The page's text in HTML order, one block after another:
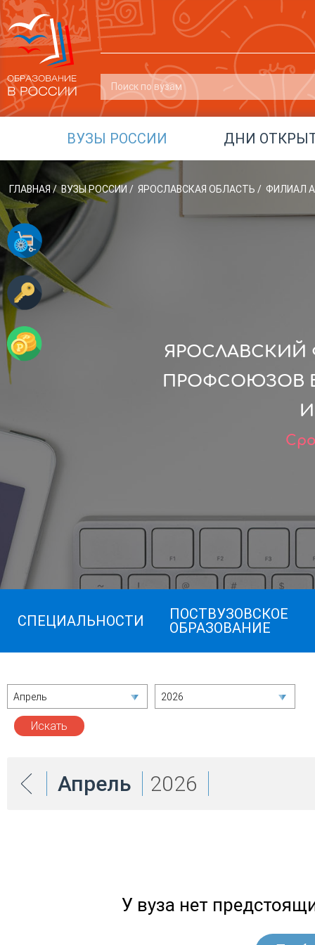
ВУЗЫ РОССИИ ДНИ
ГЛАВНАЯ/ ВУЗЫ РОССИИ / ЯРОСЛАВСКАЯ ОБЛАСТЬ / ФИЛИАЛ
ЯРОСЛАВСКИЙ
ПРОФСОЮЗОВ
СПЕЦИАЛЬНОСТИ
ПОСТВУЗОВСКОЕ
ОБРАЗОВАНИЕ
Апрель 2026
Апрель 2026
У вуза нет